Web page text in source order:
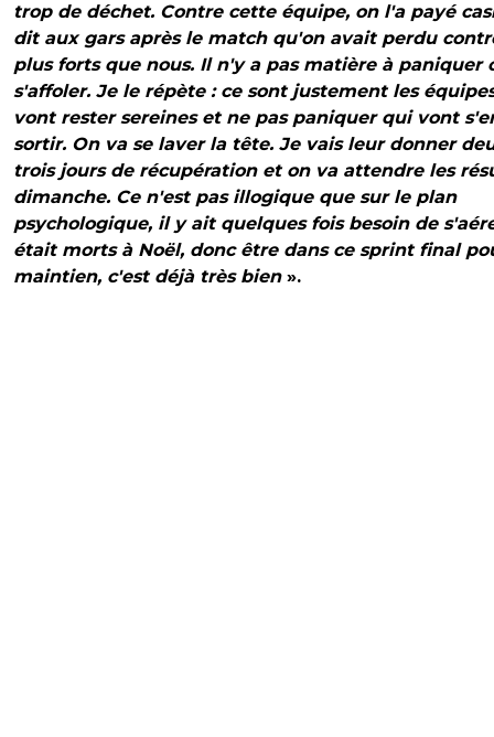
trop de déchet. Contre cette équipe, on l'a payé
dit aux gars après le match qu'on avait perdu
plus forts que nous. Il n'y a pas matière à paniquer
s'affoler. Je le répète : ce sont justement les
vont rester sereines et ne pas paniquer qui vont
sortir. On va se laver la tête. Je vais leur donner
trois jours de récupération et on va attendre les
dimanche. Ce n'est pas illogique que sur le plan
psychologique, il y ait quelques fois besoin de
était morts à Noël, donc être dans ce sprint final
maintien, c'est déjà très bien ».